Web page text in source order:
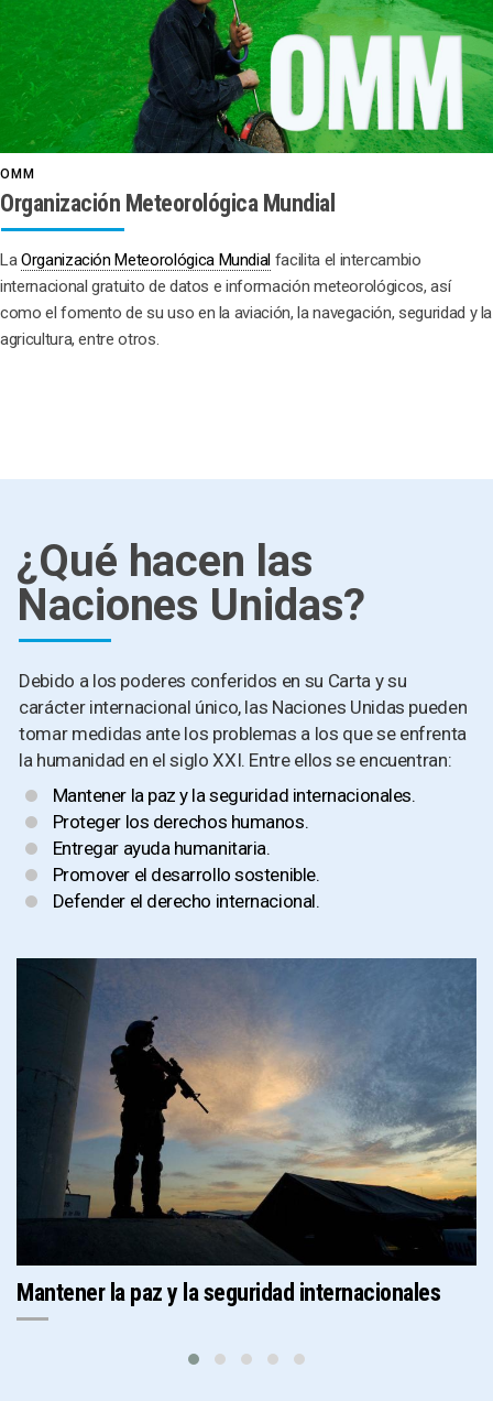
OMM
Organización Meteorológica Mundial
LaOrganización Meteorológica Mundial facilita el intercambio
internacional gratuito de datos e información meteorológicos, así
como el fomento de su uso en la aviación, la navegación, seguridad y la
agricultura, entre otros.
¿Qué hacen las
Naciones Unidas?
Debido a los poderes conferidos en su Carta y su
carácter internacional único, las Naciones Unidas pueden
tomar medidas ante los problemas a los que se enfrenta
la humanidad en el siglo XXI. Entre ellos se encuentran:
Mantener la paz y la seguridad internacionales.
Proteger los derechos humanos.
Entregar ayuda humanitaria.
Promover el desarrollo sostenible.
Defender el derecho internacional.
Mantener la paz y la seguridad internacionales